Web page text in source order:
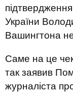
України
Вашингтона
Саме на це
так заявив
журналіста